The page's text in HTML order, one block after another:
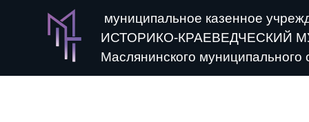
муниципальное казенное
ИСТОРИКО-КРАЕВЕДЧЕСКИЙ
Маслянинского муниципального